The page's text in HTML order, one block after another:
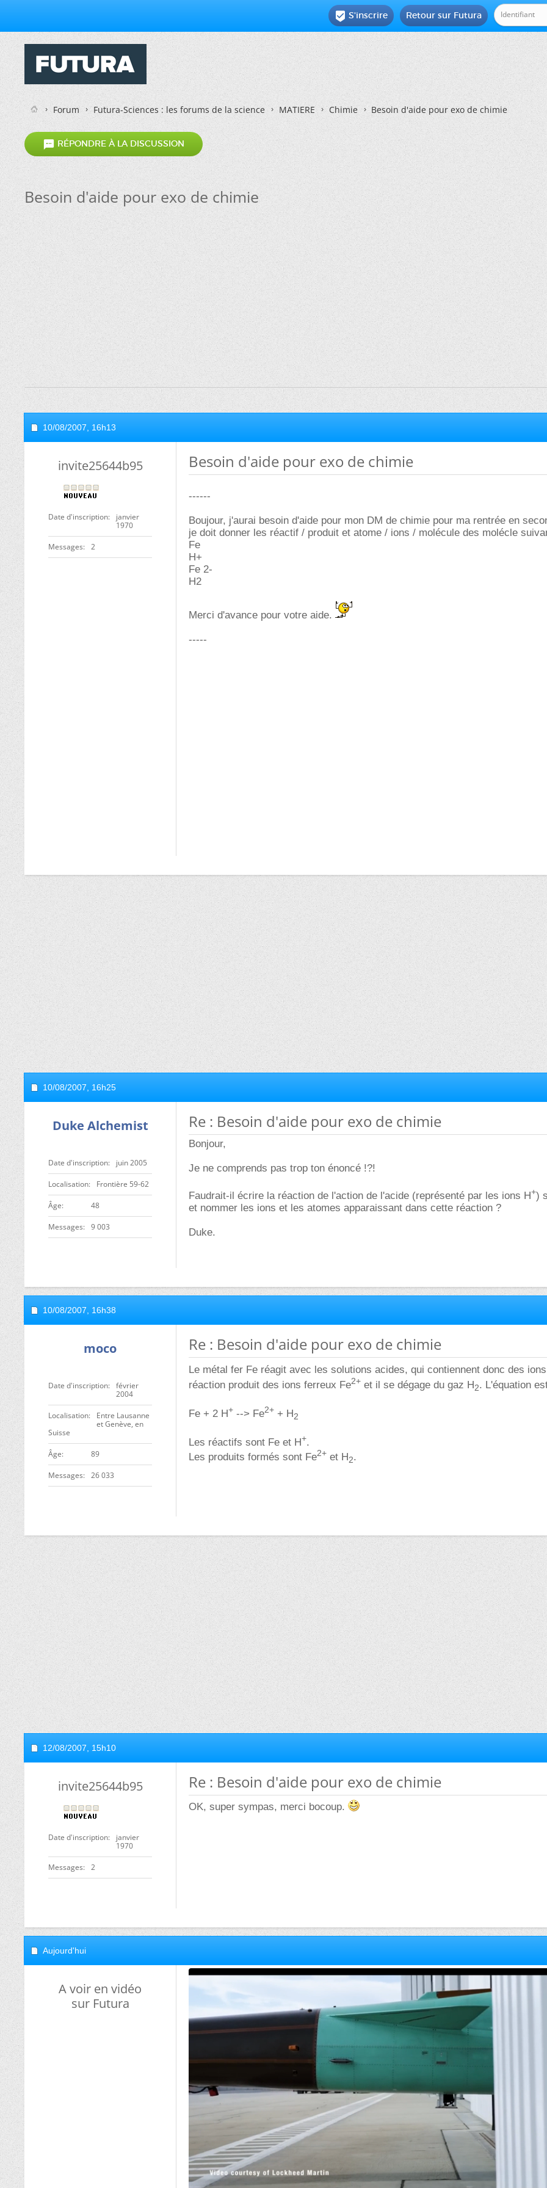
Retour sur Futura
 S'inscrire
Forum Futura-Sciences : les forums de la science MATIERE Chimie Besoin d'aide pour exo de chimie
 RÉPONDRE À LA DISCUSSION
Besoin d'aide pour exo de chimie
10/08/2007, 16h13
invite25644b95
Date d'inscription
janvier
1970
Messages 2
Besoin d'aide pour exo de chimie
------
Boujour, j'aurai besoin d'aide pour mon DM de chimie pour ma rentrée en
je doit donner les réactif / produit et atome / ions / molécule des molécle
Fe
H+
Fe 2-
H2
Merci d'avance pour votre aide.
-----
10/08/2007, 16h25
Duke Alchemist
Date d'inscription juin 2005
Localisation Frontière 59-62
ge 48
Messages 9 003
Re : Besoin d'aide pour exo de chimie
Bonjour,
Je ne comprends pas trop ton énoncé !?!
Faudrait-il écrire la réaction de l'action de l'acide (représenté par les ions H+)
et nommer les ions et les atomes apparaissant dans cette réaction ?
Duke.
10/08/2007, 16h38
moco
Date d'inscription
février
2004
Localisation
Entre Lausanne
et Genève, en
Suisse
ge 89
Messages 26 033
Re : Besoin d'aide pour exo de chimie
Le métal fer Fe réagit avec les solutions acides, qui contiennent donc des
réaction produit des ions ferreux Fe2+ et il se dégage du gaz H2. L'équation
Fe + 2 H+ --> Fe2+ + H2
Les réactifs sont Fe et H+.
Les produits formés sont Fe2+ et H2.
12/08/2007, 15h10
invite25644b95
Date d'inscription
janvier
1970
Messages 2
Re : Besoin d'aide pour exo de chimie
OK, super sympas, merci bocoup.
Aujourd'hui
A voir en vidéo
sur Futura